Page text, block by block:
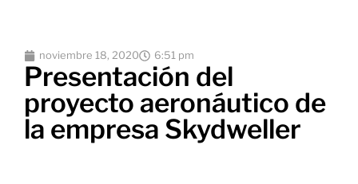
noviembre 18, 2020 6:51 pm
Presentación del
proyecto aeronáutico de
la empresa Skydweller